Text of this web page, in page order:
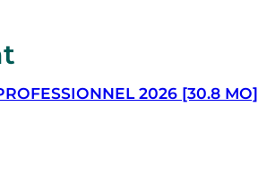
2026 [30.8 MO]